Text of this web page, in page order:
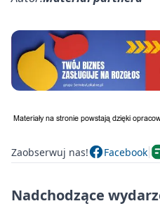
Zaobserwuj nas! Facebook
Nadchodzące